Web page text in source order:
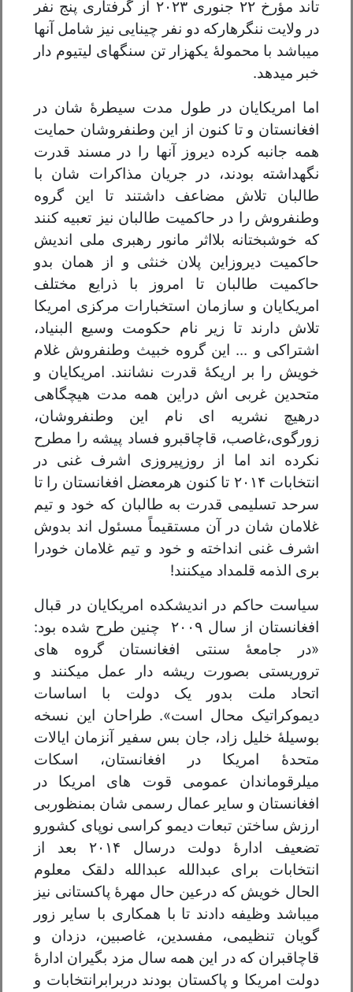
تاند مؤرخ ۲۲ جنوری ۲۰۲۳ از گرفتاری پنج نفر
در ولایت ننگرهارکه دو نفر چینایی نیز شامل آنها
میباشد با محمولهٔ یکهزار تن سنگهای لیتیوم دار
خبر میدهد.
اما امریکایان در طول مدت سیطرهٔ شان در
افغانستان و تا کنون از این وطنفروشان حمایت
همه جانبه کرده دیروز آنها را در مسند قدرت
نگهداشته بودند، در جریان مذاکرات شان با
طالبان تلاش مضاعف داشتند تا این گروه
وطنفروش را در حاکمیت طالبان نیز تعبیه کنند
که خوشبختانه بلااثر مانور رهبری ملی اندیش
حاکمیت دیروزاین پلان خنثی و از همان بدو
حاکمیت طالبان تا امروز با ذرایع مختلف
امریکایان و سازمان استخبارات مرکزی امریکا
تلاش دارند تا زیر نام حکومت وسیع البنیاد،
اشتراکی و ... این گروه خبیث وطنفروش غلام
خویش را بر اریکهٔ قدرت نشانند. امریکایان و
متحدین غربی اش دراین همه مدت هیچگاهی
درهیچ نشریه ای نام این وطنفروشان،
زورگوی،غاصب، قاچاقبرو فساد پیشه را مطرح
نکرده اند اما از روزپیروزی اشرف غنی در
انتخابات ۲۰۱۴ تا کنون هرمعضل افغانستان را تا
سرحد تسلیمی قدرت به طالبان که خود و تیم
غلامان شان در آن مستقیماً مسئول اند بدوش
اشرف غنی انداخته و خود و تیم غلامان خودرا
بری الذمه قلمداد میکنند!
سیاست حاکم در اندیشکده امریکایان در قبال
افغانستان از سال ۲۰۰۹ چنین طرح شده بود:
«در جامعهٔ سنتی افغانستان گروه های
تروریستی بصورت ریشه دار عمل میکنند و
اتحاد ملت بدور یک دولت با اساسات
دیموکراتیک محال است». طراحان این نسخه
بوسیلهٔ خلیل زاد، جان بس سفیر آنزمان ایالات
متحدهٔ امریکا در افغانستان، اسکات
میلرقوماندان عمومی قوت های امریکا در
افغانستان و سایر عمال رسمی شان بمنظوربی
ارزش ساختن تبعات دیمو کراسی نوپای کشورو
تضعیف ادارهٔ دولت درسال ۲۰۱۴ بعد از
انتخابات برای عبدالله عبدالله دلقک معلوم
الحال خویش که درعین حال مهرهٔ پاکستانی نیز
میباشد وظیفه دادند تا با همکاری با سایر زور
گویان تنظیمی، مفسدین، غاصبین، دزدان و
قاچاقبران که در این همه سال مزد بگیران ادارهٔ
دولت امریکا و پاکستان بودند دربرابرانتخابات و